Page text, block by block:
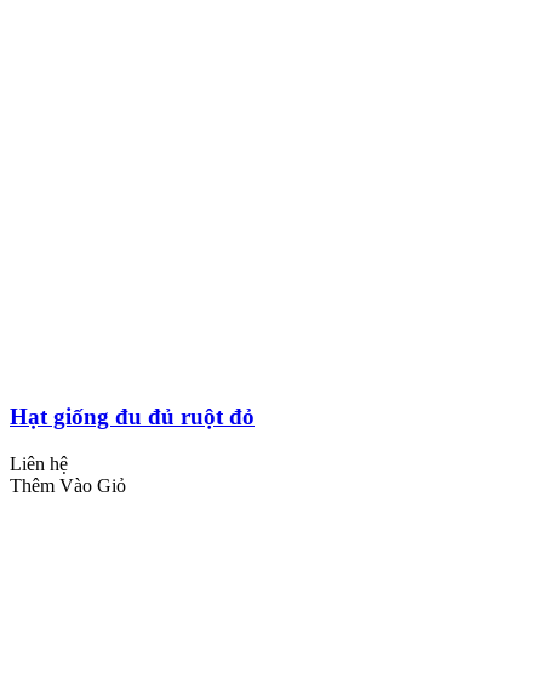
Hạt giống đu đủ ruột đỏ
Liên hệ
Thêm Vào Giỏ